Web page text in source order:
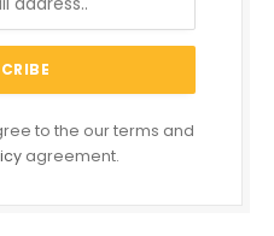
to the our terms and
agreement.